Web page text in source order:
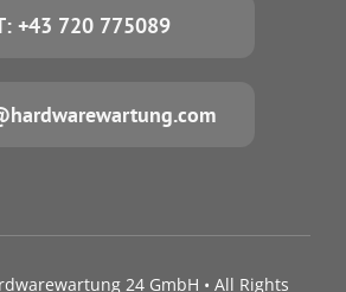
+43 720 775089
24 GmbH • All Rights